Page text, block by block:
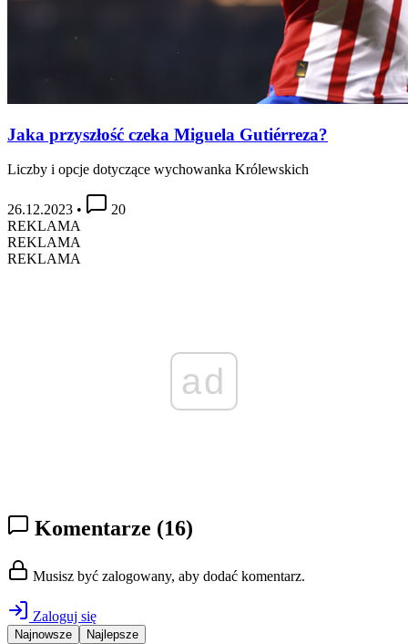
Jaka przyszłość czeka Miguela Gutiérreza?
Liczby i opcje dotyczące wychowanka Królewskich
26.12.2023 •
20
REKLAMA
REKLAMA
REKLAMA
ad
Komentarze (16)
Musisz być zalogowany, aby dodać komentarz.
Zaloguj się
Najnowsze Najlepsze